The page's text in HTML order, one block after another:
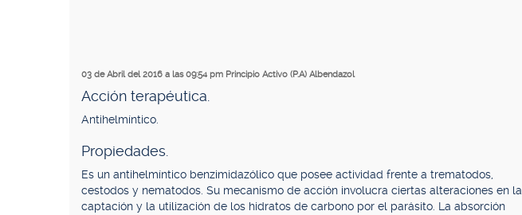
03 de Abril del 2016 a las 09:54 pm Principio Activo (P.A) Albendazol
Acción terapéutica.
Antihelmíntico.
Propiedades.
Es un antihelmíntico benzimidazólico que posee actividad frente a trematodos,
cestodos y nematodos. Su mecanismo de acción involucra ciertas alteraciones en la
captación y la utilización de los hidratos de carbono por el parásito. La absorción